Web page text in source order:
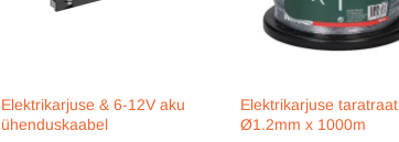
Elektrikarjuse & 6-12V aku
ühenduskaabel
Elektrikarjuse taratraat
Ø1.2mm x 1000m